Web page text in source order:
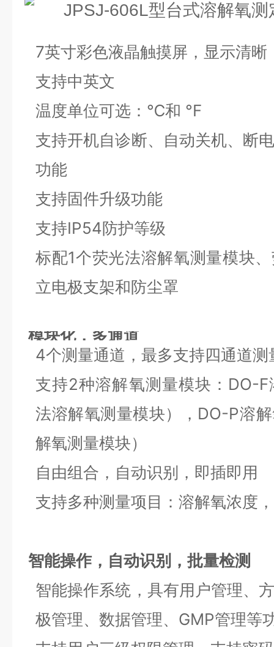
7英寸彩色液晶触摸屏，显示清晰
支持中英文
温度单位可选：℃和 °F
支持开机自诊断、自动关机、断
功能
支持固件升级功能
支持IP54防护等级
标配1个荧光法溶解氧测量模块
立电极支架和防尘罩
模块化，多通道
4个测量通道，最多支持四通道测
支持2种溶解氧测量模块：DO-
法溶解氧测量模块），DO-P溶
解氧测量模块）
自由组合，自动识别，即插即用
支持多种测量项目：溶解氧浓度
智能操作，自动识别，批量检测
智能操作系统，具有用户管理、
极管理、数据管理、GMP管理等